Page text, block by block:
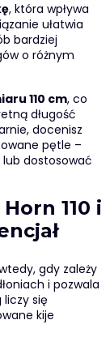
, która wpływa
ułatwia
bardziej
o różnym
110 cm, co
długość
docenisz
pętle –
dostosować
110 i
gdy zależy
i pozwala
się
kije